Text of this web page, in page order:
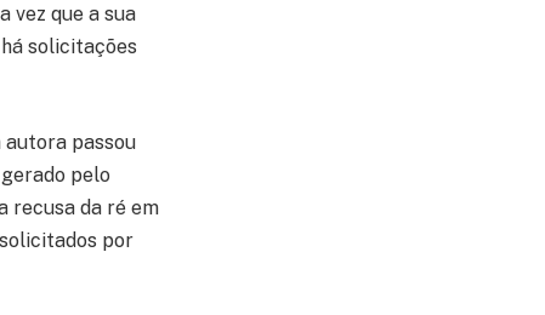
vez que a sua
solicitações
autora passou
pelo
recusa da ré em
por